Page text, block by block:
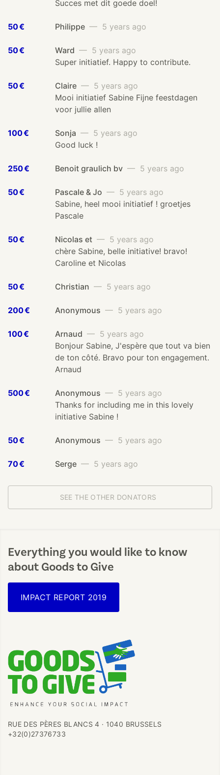
Succes met dit goede doel!
50 € Philippe — 5 years ago
50 € Ward — 5 years ago
Super initiatief. Happy to contribute.
50 € Claire — 5 years ago
Mooi initiatief Sabine Fijne feestdagen
voor jullie allen
100 € Sonja — 5 years ago
Good luck !
250 € Benoit graulich bv — 5 years ago
50 € Pascale & Jo — 5 years ago
Sabine, heel mooi initiatief ! groetjes
Pascale
50 € Nicolas et — 5 years ago
chère Sabine, belle initiative! bravo!
Caroline et Nicolas
50 € Christian — 5 years ago
200 € Anonymous — 5 years ago
100 € Arnaud — 5 years ago
Bonjour Sabine, J'espère que tout va bien
de ton côté. Bravo pour ton engagement.
Arnaud
500 € Anonymous — 5 years ago
Thanks for including me in this lovely
initiative Sabine !
50 € Anonymous — 5 years ago
70 € Serge — 5 years ago
SEE THE OTHER DONATORS
RUE DES PÈRES BLANCS 4 · 1040 BRUSSELS
+32(0)27376733
Everything you would like to know
about Goods to Give
IMPACT REPORT 2019